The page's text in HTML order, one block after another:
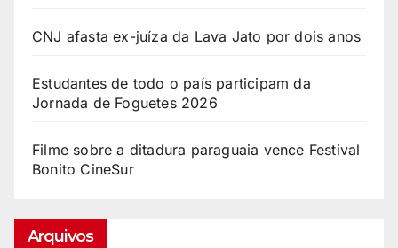
CNJ afasta ex-juíza da Lava Jato por dois anos
Estudantes de todo o país participam da
Jornada de Foguetes 2026
Filme sobre a ditadura paraguaia vence Festival
Bonito CineSur
Arquivos